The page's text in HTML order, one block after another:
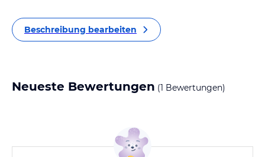
Beschreibung bearbeiten
Neueste Bewertungen (1 Bewertungen)